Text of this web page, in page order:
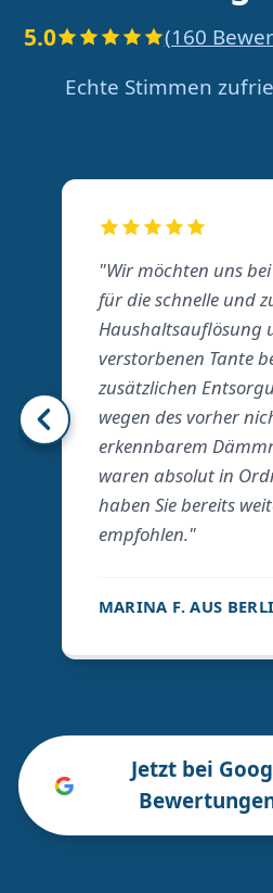
5.0
(160
Echte Stimmen
"Wir möchten uns
für die schnelle und
Haushaltsauflösung
verstorbenen Tante
zusätzlichen
wegen des vorher
erkennbarem
waren absolut in
haben Sie bereits
empfohlen."
MARINA F. AUS
Jetzt bei